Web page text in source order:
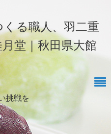
る職人、羽二重
堂｜秋田県大館
挑戦を